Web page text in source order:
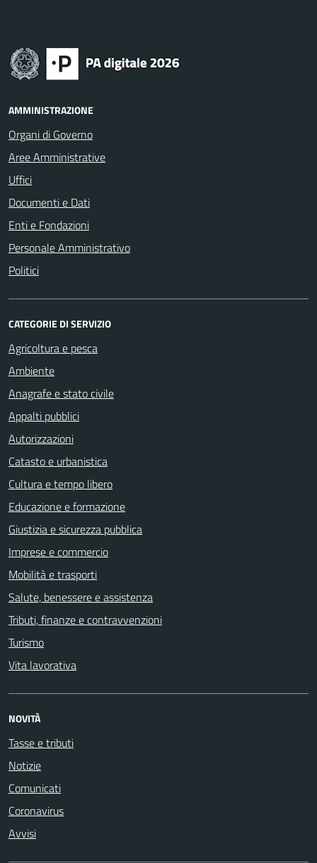
AMMINISTRAZIONE
Organi di Governo
Aree Amministrative
Uffici
Documenti e Dati
Enti e Fondazioni
Personale Amministrativo
Politici
CATEGORIE DI SERVIZIO
Agricoltura e pesca
Ambiente
Anagrafe e stato civile
Appalti pubblici
Autorizzazioni
Catasto e urbanistica
Cultura e tempo libero
Educazione e formazione
Giustizia e sicurezza pubblica
Imprese e commercio
Mobilità e trasporti
Salute, benessere e assistenza
Tributi, finanze e contravvenzioni
Turismo
Vita lavorativa
NOVITÀ
Tasse e tributi
Notizie
Comunicati
Coronavirus
Avvisi